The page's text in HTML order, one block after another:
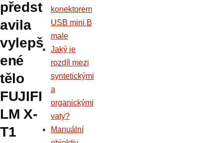
předst
avila
vylepš
ené
tělo
FUJIFI
LM X-
T1
konektorem
USB mini B
male
Jaký je
rozdíl mezi
syntetickými
a
organickými
vaty?
Manuální